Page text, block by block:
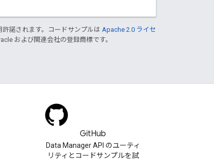
許諾されます。コードサンプルは Apache 2.0 ライセ
および関連会社の登録商標です。
GitHub
Data Manager API のユーティ
リティとコードサンプルを試